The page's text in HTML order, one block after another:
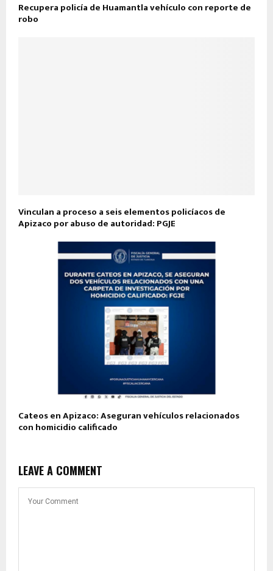
Recupera policía de Huamantla vehículo con reporte de
robo
Vinculan a proceso a seis elementos policíacos de
Apizaco por abuso de autoridad: PGJE
Cateos en Apizaco: Aseguran vehículos relacionados
con homicidio calificado
LEAVE A COMMENT